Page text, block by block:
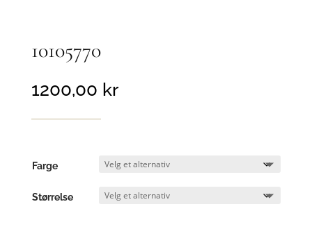
10105770
1200,00 kr
Farge
Størrelse